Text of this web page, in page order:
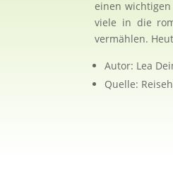
einen
viele in die
vermählen.
Autor: Lea
Quelle: